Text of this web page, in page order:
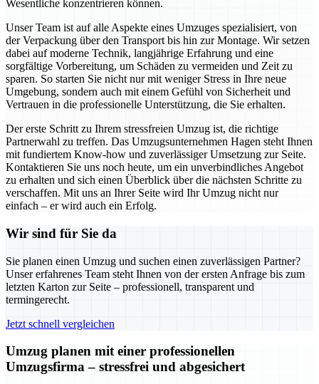
Wesentliche konzentrieren können.
Unser Team ist auf alle Aspekte eines Umzuges spezialisiert, von
der Verpackung über den Transport bis hin zur Montage. Wir setzen
dabei auf moderne Technik, langjährige Erfahrung und eine
sorgfältige Vorbereitung, um Schäden zu vermeiden und Zeit zu
sparen. So starten Sie nicht nur mit weniger Stress in Ihre neue
Umgebung, sondern auch mit einem Gefühl von Sicherheit und
Vertrauen in die professionelle Unterstützung, die Sie erhalten.
Der erste Schritt zu Ihrem stressfreien Umzug ist, die richtige
Partnerwahl zu treffen. Das Umzugsunternehmen Hagen steht Ihnen
mit fundiertem Know-how und zuverlässiger Umsetzung zur Seite.
Kontaktieren Sie uns noch heute, um ein unverbindliches Angebot
zu erhalten und sich einen Überblick über die nächsten Schritte zu
verschaffen. Mit uns an Ihrer Seite wird Ihr Umzug nicht nur
einfach – er wird auch ein Erfolg.
Wir sind für Sie da
Sie planen einen Umzug und suchen einen zuverlässigen Partner?
Unser erfahrenes Team steht Ihnen von der ersten Anfrage bis zum
letzten Karton zur Seite – professionell, transparent und
termingerecht.
Jetzt schnell vergleichen
Umzug planen mit einer professionellen
Umzugsfirma – stressfrei und abgesichert